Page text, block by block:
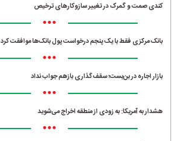
کندی صمت و گمرک در تغییر سازوکارهای ترخیص
•••
بانک مرکزی فقط با یک‌ پنجم درخواست پول بانک‌ها موافقت کرد
•••
بازار اجاره در بن‌بست؛ سقف‌گذاری بازهم جواب نداد
•••
هشدار به آمریکا: به زودی از منطقه اخراج می‌شوید
•••